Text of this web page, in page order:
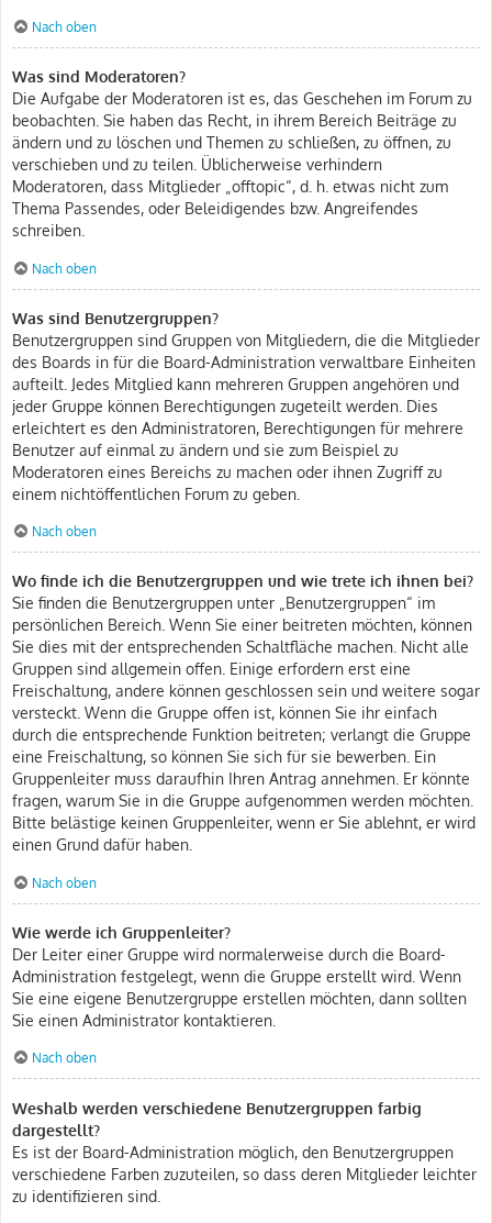
Nach oben
Was sind Moderatoren?
Die Aufgabe der Moderatoren ist es, das Geschehen im Forum zu
beobachten. Sie haben das Recht, in ihrem Bereich Beiträge zu
ändern und zu löschen und Themen zu schließen, zu öffnen, zu
verschieben und zu teilen. Üblicherweise verhindern
Moderatoren, dass Mitglieder „offtopic“, d. h. etwas nicht zum
Thema Passendes, oder Beleidigendes bzw. Angreifendes
schreiben.
Nach oben
Was sind Benutzergruppen?
Benutzergruppen sind Gruppen von Mitgliedern, die die Mitglieder
des Boards in für die Board-Administration verwaltbare Einheiten
aufteilt. Jedes Mitglied kann mehreren Gruppen angehören und
jeder Gruppe können Berechtigungen zugeteilt werden. Dies
erleichtert es den Administratoren, Berechtigungen für mehrere
Benutzer auf einmal zu ändern und sie zum Beispiel zu
Moderatoren eines Bereichs zu machen oder ihnen Zugriff zu
einem nichtöffentlichen Forum zu geben.
Nach oben
Wo finde ich die Benutzergruppen und wie trete ich ihnen bei?
Sie finden die Benutzergruppen unter „Benutzergruppen“ im
persönlichen Bereich. Wenn Sie einer beitreten möchten, können
Sie dies mit der entsprechenden Schaltfläche machen. Nicht alle
Gruppen sind allgemein offen. Einige erfordern erst eine
Freischaltung, andere können geschlossen sein und weitere sogar
versteckt. Wenn die Gruppe offen ist, können Sie ihr einfach
durch die entsprechende Funktion beitreten; verlangt die Gruppe
eine Freischaltung, so können Sie sich für sie bewerben. Ein
Gruppenleiter muss daraufhin Ihren Antrag annehmen. Er könnte
fragen, warum Sie in die Gruppe aufgenommen werden möchten.
Bitte belästige keinen Gruppenleiter, wenn er Sie ablehnt, er wird
einen Grund dafür haben.
Nach oben
Wie werde ich Gruppenleiter?
Der Leiter einer Gruppe wird normalerweise durch die Board-
Administration festgelegt, wenn die Gruppe erstellt wird. Wenn
Sie eine eigene Benutzergruppe erstellen möchten, dann sollten
Sie einen Administrator kontaktieren.
Nach oben
Weshalb werden verschiedene Benutzergruppen farbig
dargestellt?
Es ist der Board-Administration möglich, den Benutzergruppen
verschiedene Farben zuzuteilen, so dass deren Mitglieder leichter
zu identifizieren sind.